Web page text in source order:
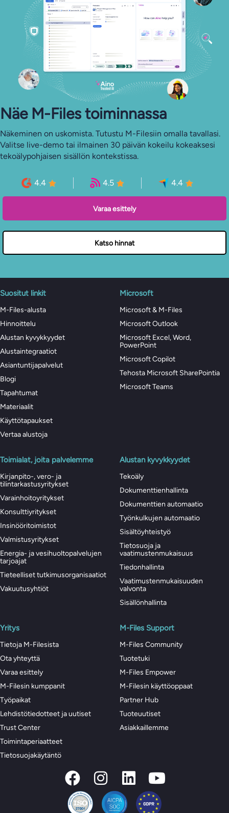
Näe M-Files toiminnassa
Näkeminen on uskomista. Tutustu M-Filesiin omalla tavallasi.
Valitse live-demo tai ilmainen 30 päivän kokeilu kokeaksesi
tekoälypohjaisen sisällön kontekstissa.
4.4 4.5 4.4
Varaa esittely
Katso hinnat
Suositut linkit
M-Files-alusta
Hinnoittelu
Alustan kyvykkyydet
Alustaintegraatiot
Asiantuntijapalvelut
Blogi
Tapahtumat
Materiaalit
Käyttötapaukset
Vertaa alustoja
Microsoft
Microsoft & M-Files
Microsoft Outlook
Microsoft Excel, Word,
PowerPoint
Microsoft Copilot
Tehosta Microsoft SharePointia
Microsoft Teams
Toimialat, joita palvelemme
Kirjanpito-, vero- ja
tilintarkastusyritykset
Varainhoitoyritykset
Konsulttiyritykset
Insinööritoimistot
Valmistusyritykset
Energia- ja vesihuoltopalvelujen
tarjoajat
Tieteelliset tutkimusorganisaatiot
Vakuutusyhtiöt
Alustan kyvykkyydet
Tekoäly
Dokumenttienhallinta
Dokumenttien automaatio
Työnkulkujen automaatio
Sisältöyhteistyö
Tietosuoja ja
vaatimustenmukaisuus
Tiedonhallinta
Vaatimustenmukaisuuden
valvonta
Sisällönhallinta
Yritys
Tietoja M-Filesista
Ota yhteyttä
Varaa esittely
M-Filesin kumppanit
Työpaikat
Lehdistötiedotteet ja uutiset
Trust Center
Toimintaperiaatteet
Tietosuojakäytäntö
M-Files Support
M-Files Community
Tuotetuki
M-Files Empower
M-Filesin käyttöoppaat
Partner Hub
Tuoteuutiset
Asiakkaillemme